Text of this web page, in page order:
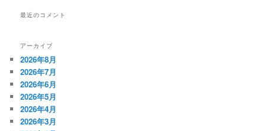
最近のコメント
アーカイブ
2026年8月
2026年7月
2026年6月
2026年5月
2026年4月
2026年3月